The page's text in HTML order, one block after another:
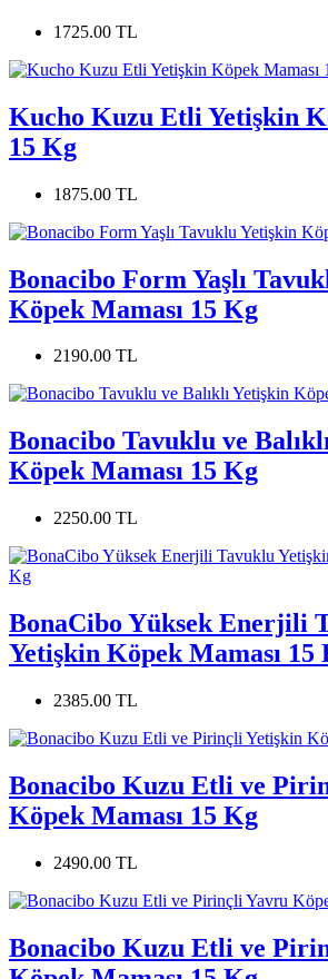
1725.00 TL
Kucho Kuzu Etli Yetişkin
15 Kg
1875.00 TL
Bonacibo Form Yaşlı
Köpek Maması 15 Kg
2190.00 TL
Bonacibo Tavuklu ve
Köpek Maması 15 Kg
2250.00 TL
BonaCibo Yüksek Enerjili
Yetişkin Köpek Maması 15
2385.00 TL
Bonacibo Kuzu Etli ve
Köpek Maması 15 Kg
2490.00 TL
Bonacibo Kuzu Etli ve